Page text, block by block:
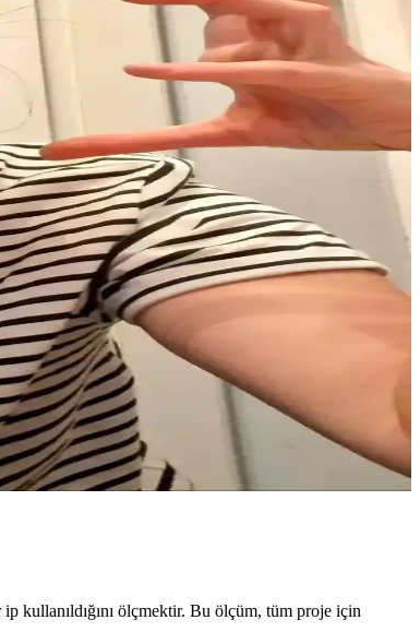
hikayesi ve belgesel potansiyeli.
çantalar öne çıkıyor.
sağlandı.
üretim süresi detaylarıyla ele alınır.
ve makrome giyim ile aksesuarlarda da kullanılır.
ve sabrı, bu sürecin merkezinde yer aldı.
kullanıldığını ölçmektir. Bu ölçüm, tüm proje için